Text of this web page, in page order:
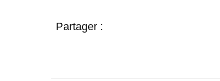
Partager :